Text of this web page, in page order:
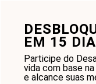
EM 15
Participe do
vida com base
e alcance suas
conteúdo